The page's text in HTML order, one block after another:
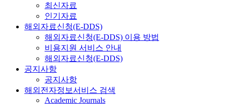
최신자료
인기자료
해외자료신청(E-DDS)
해외자료신청(E-DDS) 이용 방법
비용지원 서비스 안내
해외자료신청(E-DDS)
공지사항
공지사항
해외전자정보서비스 검색
Academic Journals